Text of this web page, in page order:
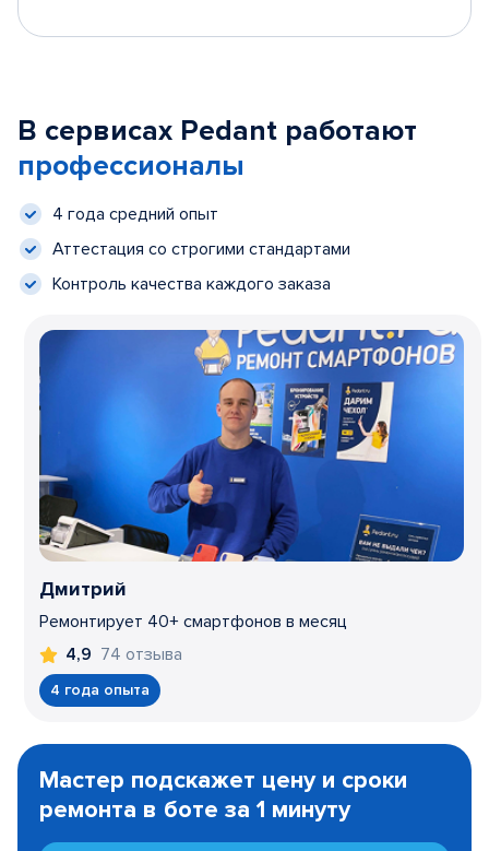
В сервисах Pedant работают
профессионалы
4 года средний опыт
Аттестация со строгими стандартами
Контроль качества каждого заказа
Дмитрий
Ремонтирует 40+ смартфонов в месяц
4,9 74 отзыва
4 года опыта
1
Мастер подскажет цену и сроки
ремонта в боте за 1 минуту